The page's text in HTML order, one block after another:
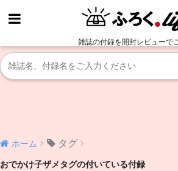
雑誌の付録を開封レビューで
ホーム タグ
おでかけ子ザメタグの付いている付録